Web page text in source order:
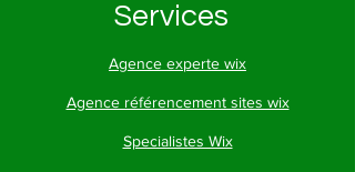
Services
Agence experte wix
Agence référencement sites wix
Specialistes Wix